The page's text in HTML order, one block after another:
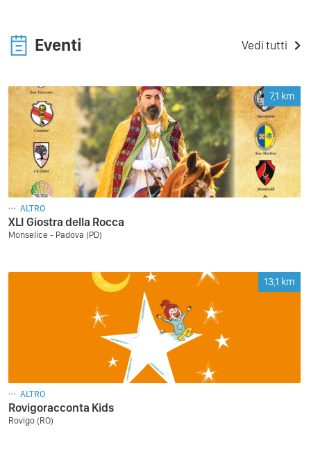
Eventi Vedi tutti
7,1 km
ALTRO
XLI Giostra della Rocca
Monselice - Padova (PD)
13,1 km
ALTRO
Rovigoracconta Kids
Rovigo (RO)